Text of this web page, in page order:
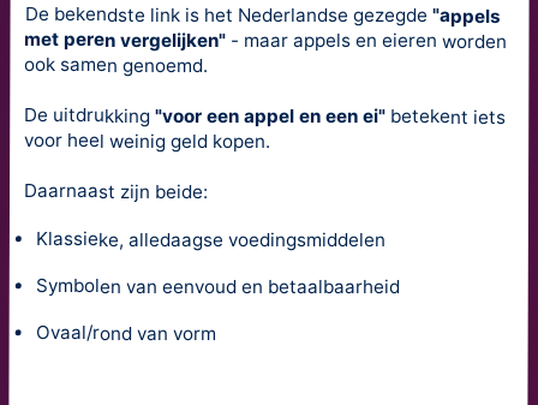
De bekendste link is het Nederlandse gezegde "appels
met peren vergelijken" - maar appels en eieren worden
ook samen genoemd.
De uitdrukking"voor een appel en een ei" betekent iets
voor heel weinig geld kopen.
Daarnaast zijn beide:
Klassieke, alledaagse voedingsmiddelen
Symbolen van eenvoud en betaalbaarheid
Ovaal/rond van vorm